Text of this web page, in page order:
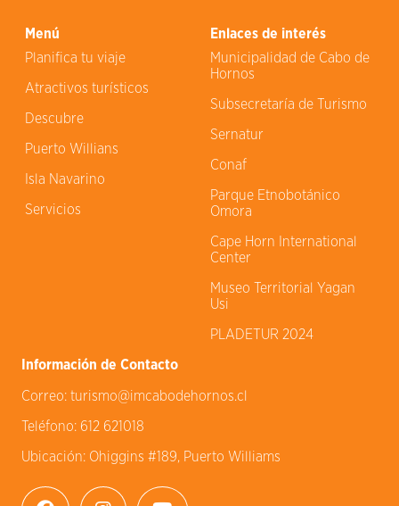
Menú
Planifica tu viaje
Atractivos turísticos
Descubre
Puerto Willians
Isla Navarino
Servicios
Enlaces de interés
Municipalidad de Cabo de
Hornos
Subsecretaría de Turismo
Sernatur
Conaf
Parque Etnobotánico
Omora
Cape Horn International
Center
Museo Territorial Yagan
Usi
PLADETUR 2024
Información de Contacto
Correo: turismo@imcabodehornos.cl
Teléfono: 612 621018
Ubicación: Ohiggins #189, Puerto Williams